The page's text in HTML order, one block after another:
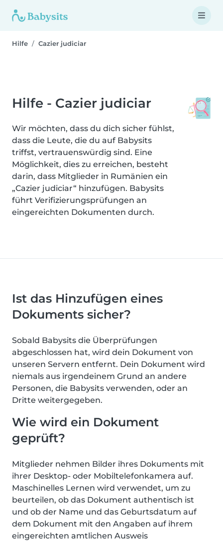
Hilfe Cazier judiciar
Hilfe - Cazier judiciar
Wir möchten, dass du dich sicher fühlst,
dass die Leute, die du auf Babysits
triffst, vertrauenswürdig sind. Eine
Möglichkeit, dies zu erreichen, besteht
darin, dass Mitglieder in Rumänien ein
„Cazier judiciar“ hinzufügen. Babysits
führt Verifizierungsprüfungen an
eingereichten Dokumenten durch.
Ist das Hinzufügen eines
Dokuments sicher?
Sobald Babysits die Überprüfungen
abgeschlossen hat, wird dein Dokument von
unseren Servern entfernt. Dein Dokument wird
niemals aus irgendeinem Grund an andere
Personen, die Babysits verwenden, oder an
Dritte weitergegeben.
Wie wird ein Dokument
geprüft?
Mitglieder nehmen Bilder ihres Dokuments mit
ihrer Desktop- oder Mobiltelefonkamera auf.
Maschinelles Lernen wird verwendet, um zu
beurteilen, ob das Dokument authentisch ist
und ob der Name und das Geburtsdatum auf
dem Dokument mit den Angaben auf ihrem
eingereichten amtlichen Ausweis